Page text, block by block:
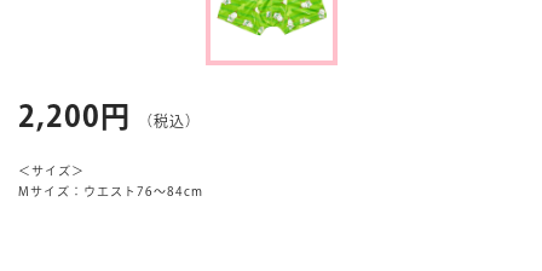
2,200円 （税込）
＜サイズ＞
Mサイズ：ウエスト76～84cm